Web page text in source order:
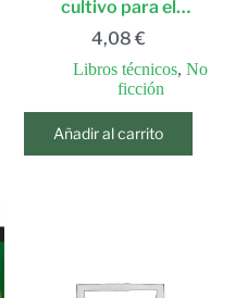
cultivo para el
autoconsumo
4,08 €
Libros técnicos, No
ficción
Añadir al carrito